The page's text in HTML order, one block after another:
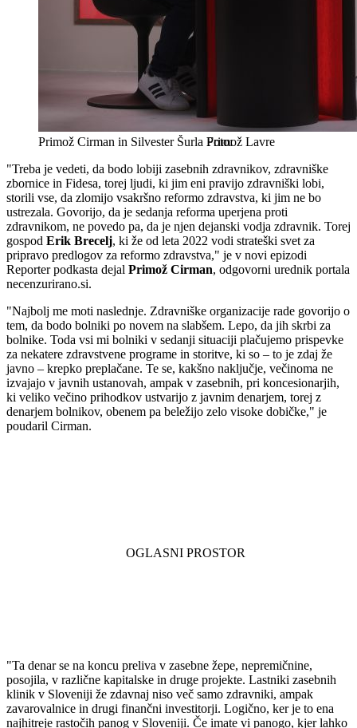
Primož Cirman in Silvester Šurla Primož Lavre
"Treba je vedeti, da bodo lobiji zasebnih zdravnikov, zdravniške
zbornice in Fidesa, torej ljudi, ki jim eni pravijo zdravniški lobi,
storili vse, da zlomijo vsakršno reformo zdravstva, ki jim ne bo
ustrezala. Govorijo, da je sedanja reforma uperjena proti
zdravnikom, ne povedo pa, da je njen dejanski vodja zdravnik. Torej
gospod Erik Brecelj, ki že od leta 2022 vodi strateški svet za
pripravo predlogov za reformo zdravstva," je v novi epizodi
Reporter podkasta dejal Primož Cirman, odgovorni urednik portala
necenzurirano.si.
"Najbolj me moti naslednje. Zdravniške organizacije rade govorijo o
tem, da bodo bolniki po novem na slabšem. Lepo, da jih skrbi za
bolnike. Toda vsi mi bolniki v sedanji situaciji plačujemo prispevke
za nekatere zdravstvene programe in storitve, ki so – to je zdaj že
javno – krepko preplačane. Te se, kakšno naključje, večinoma ne
izvajajo v javnih ustanovah, ampak v zasebnih, pri koncesionarjih,
ki veliko večino prihodkov ustvarijo z javnim denarjem, torej z
denarjem bolnikov, obenem pa beležijo zelo visoke dobičke," je
poudaril Cirman.
"Ta denar se na koncu preliva v zasebne žepe, nepremičnine,
posojila, v različne kapitalske in druge projekte. Lastniki zasebnih
klinik v Sloveniji že zdavnaj niso več samo zdravniki, ampak
zavarovalnice in drugi finančni investitorji. Logično, ker je to ena
najhitreje rastočih panog v Sloveniji. Če imate vi panogo, kjer lahko